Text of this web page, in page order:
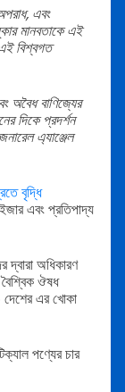
এবং
মানবতাকে এই
বিশ্বগত
অবৈধ বাণিজ্যের
দিকে প্রদর্শন
এ্যাঞ্জেল
বৃদ্ধি
এবং প্রতিপাদ্য
দ্বারা অধিকারণ
ঔষধ
দেশের এর খোকা
পণ্যের চার